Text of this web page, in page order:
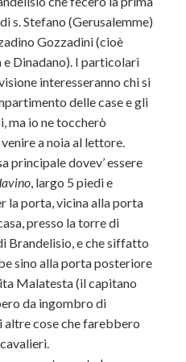
s. Stefano (Gerusalemme)
Gozzadini (cioè
Dinadano). I particolari
interesseranno chi si
delle case e gli
ma io ne toccherò
a noia al lettore.
principale dovev’ essere
, largo 5 piedi e
la porta, vicina alla porta
presso la torre di
Brandelisio, e che siffatto
sino alla porta posteriore
Malatesta (il capitano
da ingombro di
altre cose che farebbero